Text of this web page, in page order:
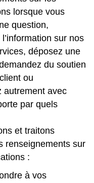
lorsque vous
question,
sur nos
déposez une
du soutien
ou
autrement avec
par quels
et traitons
renseignements sur
:
à vos